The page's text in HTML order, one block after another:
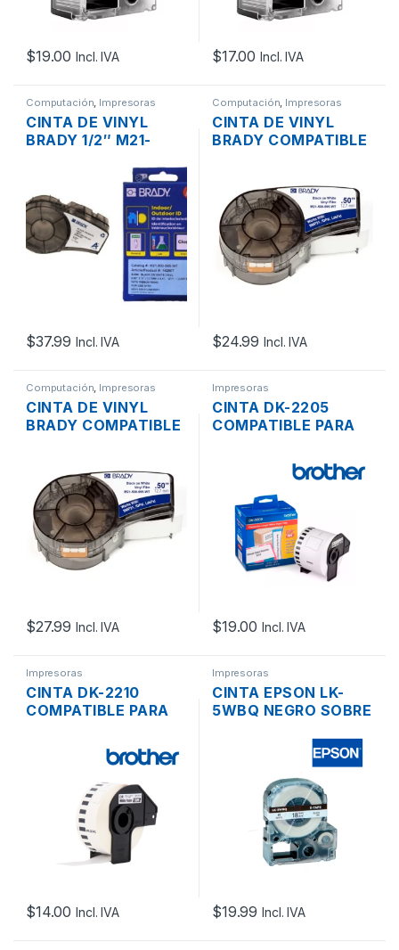
$19.00 Incl. IVA $17.00 Incl. IVA
Computación, Impresoras
CINTA DE VINYL
BRADY 1/2″ M21-
SOBRE BLANCO DE
12.7MM 6.4MTS. –
ORIGINAL
$37.99 Incl. IVA
Computación, Impresoras
CINTA DE VINYL
BRADY COMPATIBLE
BLANCO DE 12.7MM
6.4MTS.
$24.99 Incl. IVA
Computación, Impresoras
CINTA DE VINYL
BRADY COMPATIBLE
BLANCO DE 19.0MM
6.4MTS.
$27.99 Incl. IVA
Impresoras
CINTA DK-2205
COMPATIBLE PARA
ETIQUETAS
BROTHER QL-
800/QL-1050N 62MM
X 30MTS
$19.00 Incl. IVA
Impresoras
CINTA DK-2210
COMPATIBLE PARA
ETIQUETAS
BROTHER QL-
800/QL-1050N 29MM
X 30MTS
$14.00 Incl. IVA
Impresoras
CINTA EPSON LK-
5WBQ NEGRO SOBRE
5MTS. PARA LW-400
$19.99 Incl. IVA